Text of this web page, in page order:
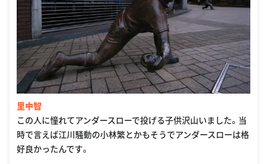
里中智
この人に憧れてアンダースローで投げる子供沢山いました。当
時で言えば江川騒動の小林繁とかもそうでアンダースローは格
好良かったんです。